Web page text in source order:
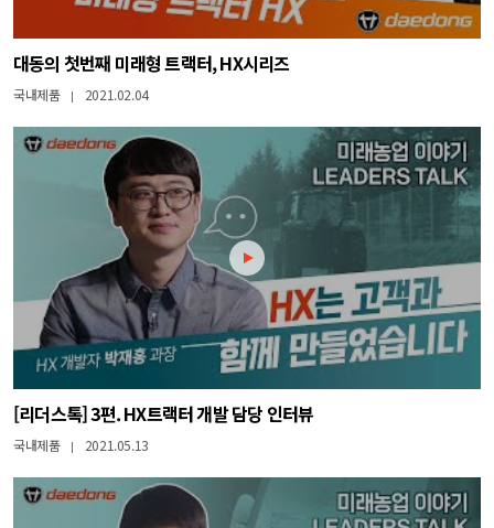
대동의 첫번째 미래형 트랙터, HX시리즈
국내제품 | 2021.02.04
[리더스톡] 3편. HX트랙터 개발 담당 인터뷰
국내제품 | 2021.05.13